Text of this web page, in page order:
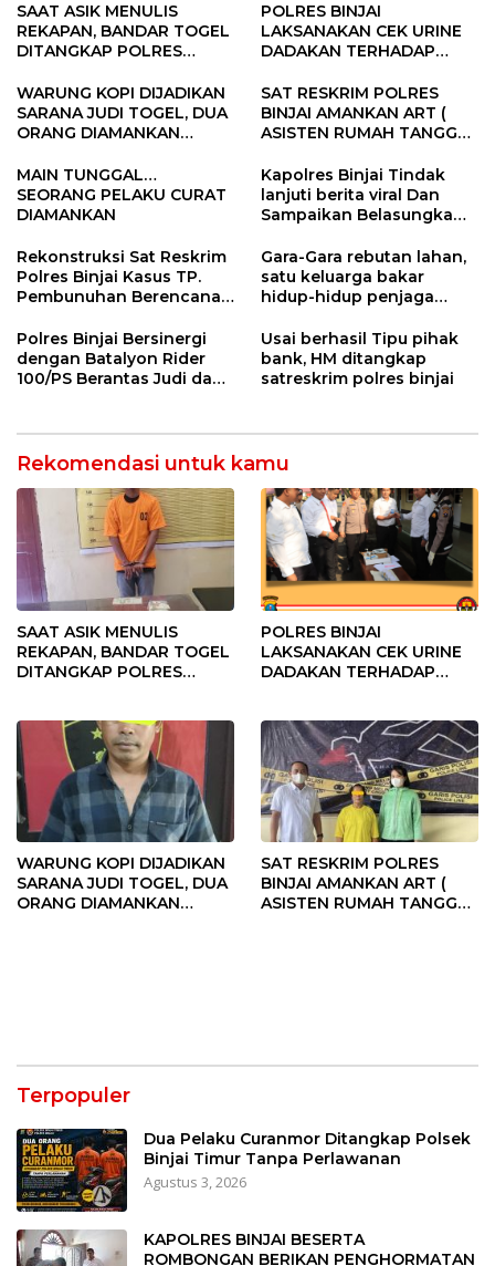
SAAT ASIK MENULIS
REKAPAN, BANDAR TOGEL
DITANGKAP POLRES
POLRES BINJAI
LAKSANAKAN CEK URINE
DADAKAN TERHADAP
WARUNG KOPI DIJADIKAN
SARANA JUDI TOGEL, DUA
ORANG DIAMANKAN
SAT RESKRIM POLRES
BINJAI AMANKAN ART (
ASISTEN RUMAH TANGGA )
MAIN TUNGGAL…
SEORANG PELAKU CURAT
DIAMANKAN
Kapolres Binjai Tindak
lanjuti berita viral Dan
Sampaikan Belasungkawa
Ikhsan Aminty
Rekonstruksi Sat Reskrim
Polres Binjai Kasus TP.
Pembunuhan Berencana
Hilangnya Nyawa
Seseorang
Gara-Gara rebutan lahan,
satu keluarga bakar
hidup-hidup penjaga
Polres Binjai Bersinergi
dengan Batalyon Rider
100/PS Berantas Judi dan
Usai berhasil Tipu pihak
bank, HM ditangkap
satreskrim polres binjai
Rekomendasi untuk kamu
SAAT ASIK MENULIS
REKAPAN, BANDAR TOGEL
DITANGKAP POLRES
POLRES BINJAI
LAKSANAKAN CEK URINE
DADAKAN TERHADAP
WARUNG KOPI DIJADIKAN
SARANA JUDI TOGEL, DUA
ORANG DIAMANKAN
SAT RESKRIM POLRES
BINJAI AMANKAN ART (
ASISTEN RUMAH TANGGA )
Terpopuler
Dua Pelaku Curanmor Ditangkap Polsek
Binjai Timur Tanpa Perlawanan
Agustus 3, 2026
KAPOLRES BINJAI BESERTA
ROMBONGAN BERIKAN PENGHORMATAN